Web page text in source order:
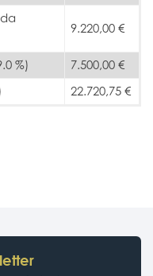
9.220,00 €
%)
7.500,00 €
22.720,75 €